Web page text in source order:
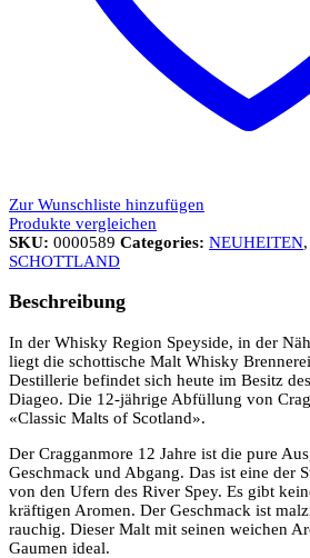
Zur Wunschliste hinzufügen
Produkte vergleichen
SKU: 0000589 Categories: NEUHEITEN,
SCHOTTLAND
Beschreibung
In der Whisky Region Speyside, in der
liegt die schottische Malt Whisky
Destillerie befindet sich heute im Besitz
Diageo. Die 12-jährige Abfüllung von
«Classic Malts of Scotland».
Der Cragganmore 12 Jahre ist die pure
Geschmack und Abgang. Das ist eine der
von den Ufern des River Spey. Es gibt
kräftigen Aromen. Der Geschmack ist
rauchig. Dieser Malt mit seinen weichen
Gaumen ideal.